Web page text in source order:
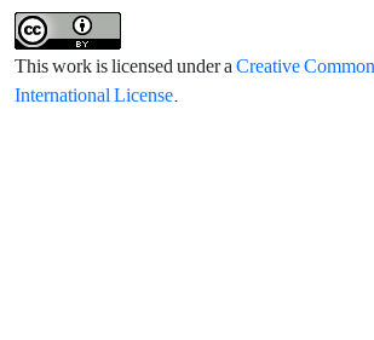
This work is licensed under aCreative
International License.